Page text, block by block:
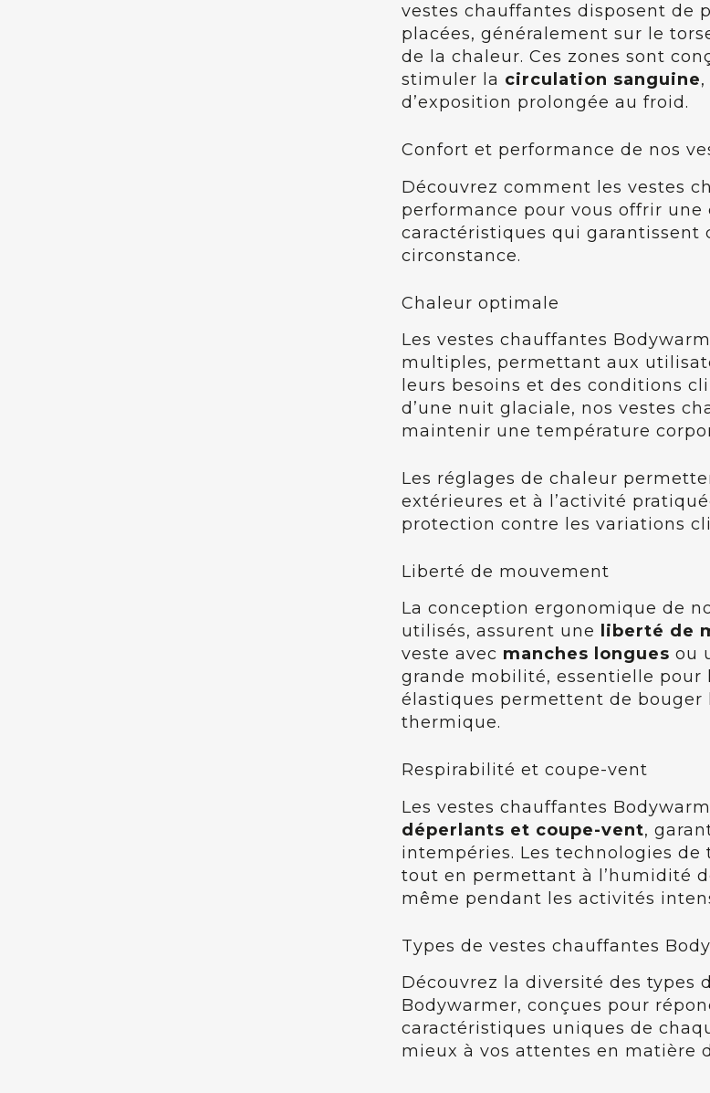
vestes chauffantes disposent de
placées, généralement sur le
de la chaleur. Ces zones sont
stimuler la circulation sanguine
d’exposition prolongée au froid.
Confort et performance de nos
Découvrez comment les vestes
performance pour vous offrir
caractéristiques qui
circonstance.
Chaleur optimale
Les vestes chauffantes
multiples, permettant aux
leurs besoins et des conditions
d’une nuit glaciale, nos vestes
maintenir une température
Les réglages de chaleur
extérieures et à l’activité
protection contre les variations
Liberté de mouvement
La conception ergonomique de
utilisés, assurent une liberté de
veste avec manches longues ou
grande mobilité, essentielle pour
élastiques permettent de
thermique.
Respirabilité et coupe-vent
Les vestes chauffantes
déperlants et coupe-vent,
intempéries. Les technologies de
tout en permettant à l’humidité
même pendant les activités
Types de vestes chauffantes
Découvrez la diversité des types
Bodywarmer, conçues pour
caractéristiques uniques de
mieux à vos attentes en matière